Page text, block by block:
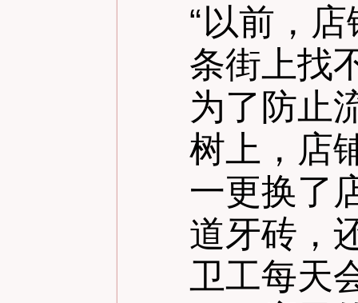
“以前，
条街上找
为了防止
树上，店
一更换了
道牙砖，
卫工每天